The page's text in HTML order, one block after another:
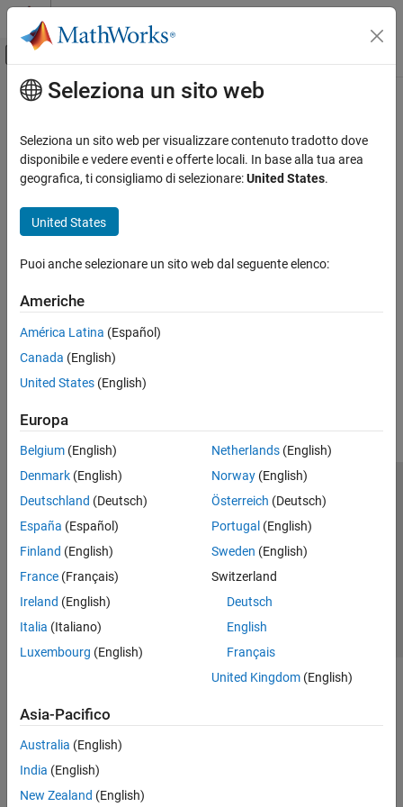
Vai al contenuto
Attiva/disattiva menu di navigazione
Pagina iniziale della documentazione
Control System Toolbox
Dynamic System Models
Linear System Representation
Models with Time Delays
delay2z
ON THIS PAGE
Version History
Contenuto principale
delay2z
Replace delays of discrete-time TF, SS, or ZPK models by poles at
z=0, or replace delays of FRD models by phase shift
Note
Version History
Introduced before R2006a
Seleziona un sito web
Seleziona un sito web per visualizzare contenuto tradotto dove
disponibile e vedere eventi e offerte locali. In base alla tua area
geografica, ti consigliamo di selezionare:United States.
United States
Puoi anche selezionare un sito web dal seguente elenco:
Americhe
América Latina (Español)
Canada (English)
United States (English)
Europa
Belgium (English)
Denmark (English)
Deutschland (Deutsch)
España (Español)
Finland (English)
France (Français)
Ireland (English)
Italia (Italiano)
Luxembourg (English)
Netherlands(English)
Norway(English)
Österreich (Deutsch)
Portugal (English)
Sweden (English)
Switzerland
Deutsch
English
Français
United Kingdom(English)
Asia-Pacifico
Australia (English)
India (English)
New Zealand (English)
Centro di fiducia Marchi
Informativa sulla privacy
Antipirateria
Stato dell'applicazione
Contatti
© 1994-2026 The MathWorks, Inc.